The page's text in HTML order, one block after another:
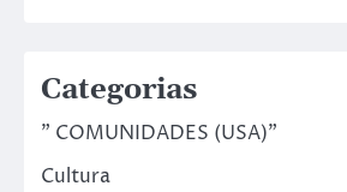
Categorias
" COMUNIDADES (USA)"
Cultura